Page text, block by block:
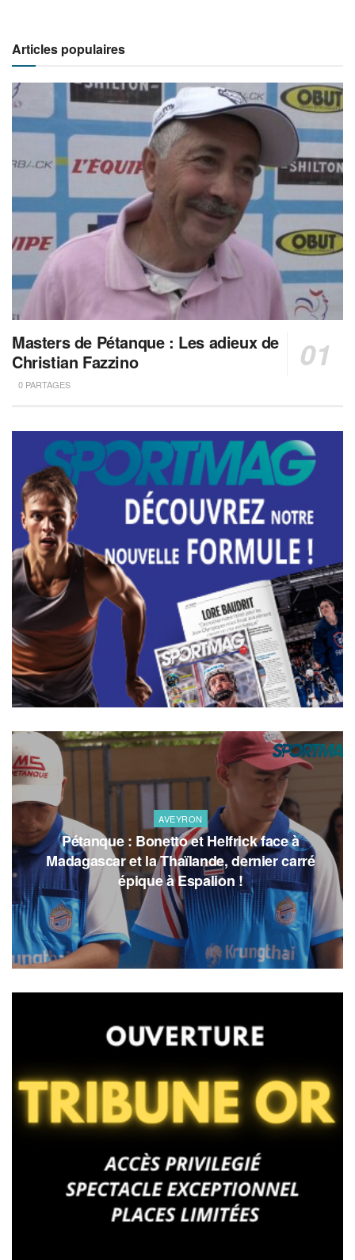
Articles populaires
Masters de Pétanque : Les adieux de
Christian Fazzino
0 PARTAGES
AVEYRON
Pétanque : Bonetto et Helfrick face à
Madagascar et la Thaïlande, dernier carré
épique à Espalion !